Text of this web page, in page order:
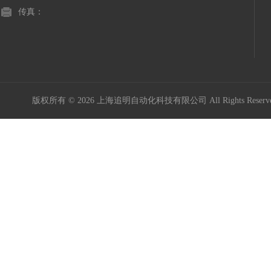
传真：
版权所有 © 2026 上海追明自动化科技有限公司 All Rights